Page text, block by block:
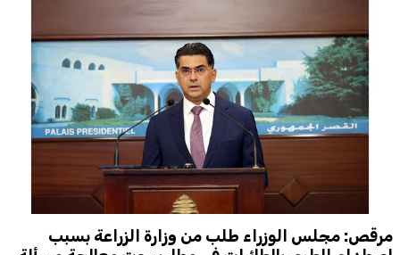
مرقص: مجلس الوزراء طلب من وزارة الزراعة بسبب